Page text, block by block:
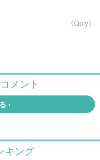
《Qoly》
キング